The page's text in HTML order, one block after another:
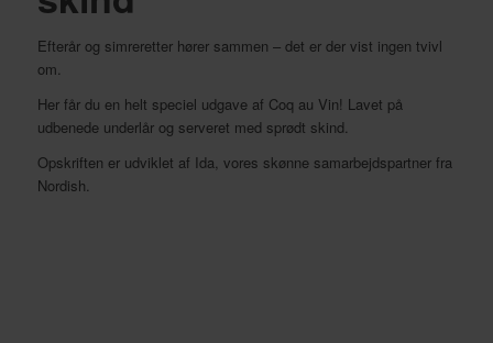
Efterår og simreretter hører sammen – det er der vist ingen tvivl
om.
Her får du en helt speciel udgave af Coq au Vin! Lavet på
udbenede underlår og serveret med sprødt skind.
Opskriften er udviklet af Ida, vores skønne samarbejdspartner fra
Nordish.